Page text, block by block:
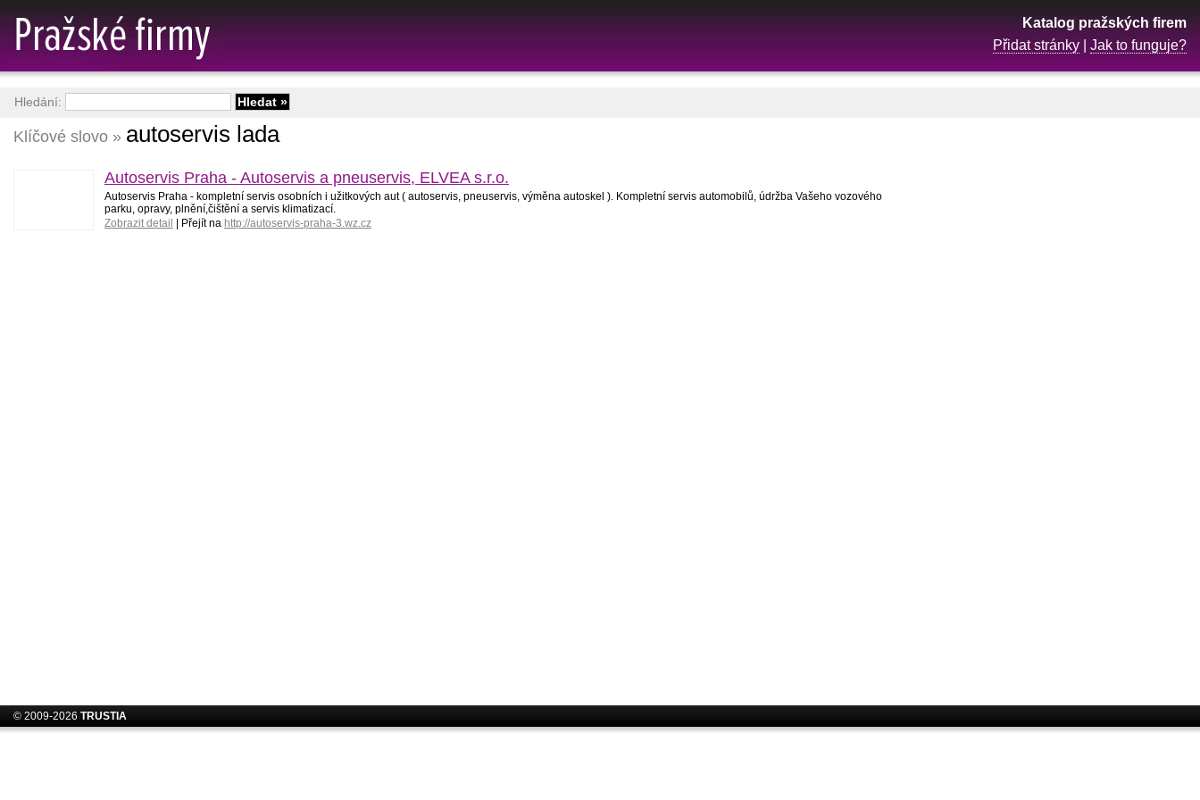
Klíčové slovo » autoservis lada
Autoservis Praha - Autoservis a pneuservis, ELVEA s.r.o.
Autoservis Praha - kompletní servis osobních i užitkových aut ( autoservis, pneuservis, výměna autoskel ). Kompletní servis automobilů, údržba Vašeho vozového
parku, opravy, plnění,čištění a servis klimatizací.
Zobrazit detail
| Přejít na http://autoservis-praha-3.wz.cz
Katalog pražských firem
Přidat stránky
Jak to funguje?
Hledání:
© 2009-2026 TRUSTIA